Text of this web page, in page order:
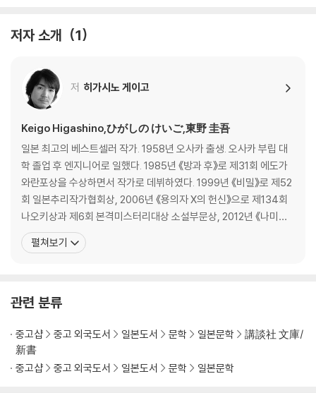
저자 소개 1
저 히가시노 게이고
Keigo Higashino,ひがしの けいご,東野 圭吾
일본 최고의 베스트셀러 작가. 1958년 오사카 출생. 오사카 부립 대
학 졸업 후 엔지니어로 일했다. 1985년 《방과 후》로 제31회 에도가
와란포상을 수상하면서 작가로 데뷔하였다. 1999년 《비밀》로 제52
회 일본추리작가협회상, 2006년 《용의자 X의 헌신》으로 제134회
나오키상과 제6회 본격미스터리대상 소설부문상, 2012년 《나미야
잡화점의 기적》으로 제7회 중앙공론문예상, 2013년 《몽환화》로 제
26회 시바타렌자부로상, 2014년 《기도의 막이 내릴 때》로 제48회
펼쳐보기
관련 분류
중고샵 중고 외국도서 일본도서 문학 일본문학
講談社 文庫/
新書
중고샵
중고 외국도서 일본도서 문학 일본문학